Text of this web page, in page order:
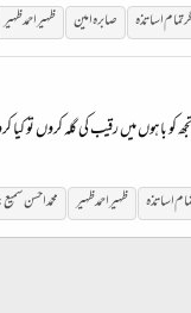
تماماساتذہ صابرہ امین ظہیر احمد ظہیر
کو باہوں میں رقیب کی گلہ
اساتذہ ظہیر احمد ظہیر محمّد احسن